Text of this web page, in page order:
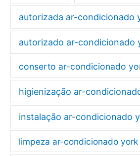
autorizada ar-condicionado
autorizado ar-condicionado
conserto ar-condicionado
higienização ar-
instalação ar-condicionado
limpeza ar-condicionado york